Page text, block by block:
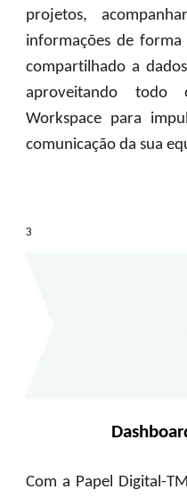
projetos,
informações de forma
compartilhado a
aproveitando todo
Workspace para
comunicação da sua
3
Com a Papel Digital-